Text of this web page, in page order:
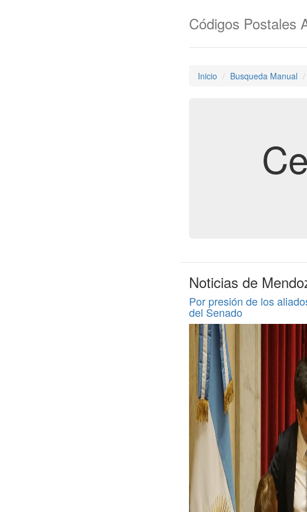
Códigos Postales
Inicio Busqueda Manual
Noticias de
Por presión de los
del Senado